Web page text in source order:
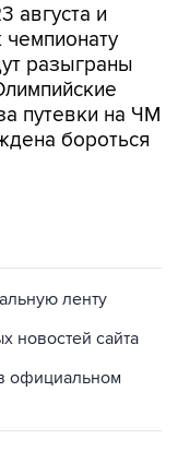
августа и
разыграны
путевки на ЧМ
бороться
ленту
новостей сайта
официальном